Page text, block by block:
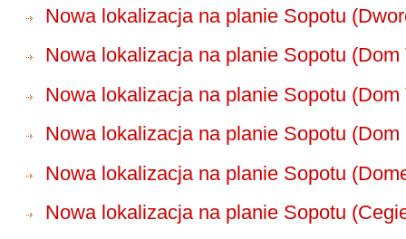
Nowa lokalizacja na planie Sopotu
Nowa lokalizacja na planie Sopotu
Nowa lokalizacja na planie Sopotu
Nowa lokalizacja na planie Sopotu
Nowa lokalizacja na planie Sopotu
Nowa lokalizacja na planie Sopotu